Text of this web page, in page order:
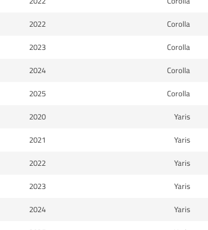
Corolla
2022
Corolla
2023
Corolla
2024
Corolla
2025
Yaris
2020
Yaris
2021
Yaris
2022
Yaris
2023
Yaris
2024